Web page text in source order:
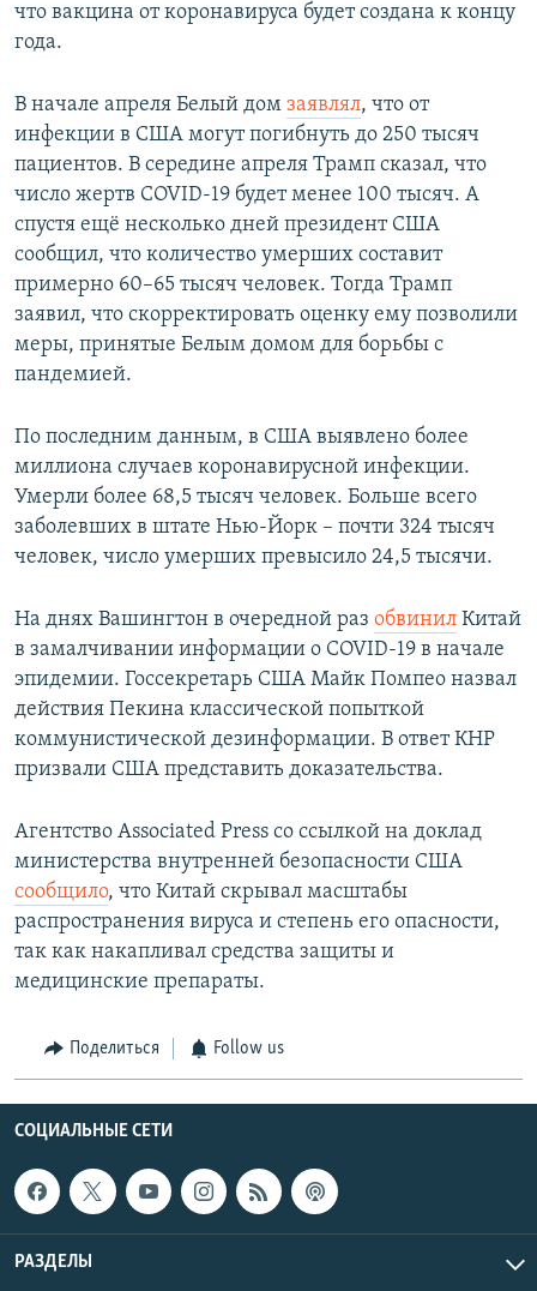
что вакцина от коронавируса будет создана к концу
года.
В начале апреля Белый дом заявлял, что от
инфекции в США могут погибнуть до 250 тысяч
пациентов. В середине апреля Трамп сказал, что
число жертв COVID-19 будет менее 100 тысяч. А
спустя ещё несколько дней президент США
сообщил, что количество умерших составит
примерно 60–65 тысяч человек. Тогда Трамп
заявил, что скорректировать оценку ему позволили
меры, принятые Белым домом для борьбы с
пандемией.
По последним данным, в США выявлено более
миллиона случаев коронавирусной инфекции.
Умерли более 68,5 тысяч человек. Больше всего
заболевших в штате Нью-Йорк – почти 324 тысяч
человек, число умерших превысило 24,5 тысячи.
На днях Вашингтон в очередной раз обвинил Китай
в замалчивании информации о COVID-19 в начале
эпидемии. Госсекретарь США Майк Помпео назвал
действия Пекина классической попыткой
коммунистической дезинформации. В ответ КНР
призвали США представить доказательства.
Агентство Associated Press со ссылкой на доклад
министерства внутренней безопасности США
сообщило, что Китай скрывал масштабы
распространения вируса и степень его опасности,
так как накапливал средства защиты и
медицинские препараты.
Поделиться Follow us
СОЦИАЛЬНЫЕ СЕТИ
РАЗДЕЛЫ